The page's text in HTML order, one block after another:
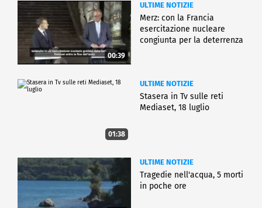
00:39
ULTIME NOTIZIE
Merz: con la Francia
esercitazione nucleare
congiunta per la deterrenza
01:38
ULTIME NOTIZIE
Stasera in Tv sulle reti
Mediaset, 18 luglio
ULTIME NOTIZIE
Tragedie nell'acqua, 5 morti
in poche ore